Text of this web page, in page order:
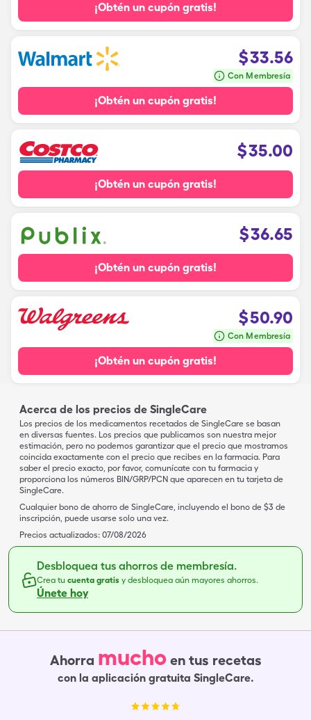
¡Obtén un cupón gratis!
$33.56
Con Membresía
¡Obtén un cupón gratis!
$35.00
¡Obtén un cupón gratis!
$36.65
¡Obtén un cupón gratis!
$50.90
Con Membresía
¡Obtén un cupón gratis!
Acerca de los precios de SingleCare
Los precios de los medicamentos recetados de SingleCare se basan
en diversas fuentes. Los precios que publicamos son nuestra mejor
estimación, pero no podemos garantizar que el precio que mostramos
coincida exactamente con el precio que recibes en la farmacia. Para
saber el precio exacto, por favor, comunícate con tu farmacia y
proporciona los números BIN/GRP/PCN que aparecen en tu tarjeta de
SingleCare.
Cualquier bono de ahorro de SingleCare, incluyendo el bono de $3 de
inscripción, puede usarse solo una vez.
Precios actualizados: 07/08/2026
Desbloquea tus ahorros de membresía.
Crea tu cuenta gratis y desbloquea aún mayores ahorros.
Únete hoy
Ahorra mucho en tus recetas
con la aplicación gratuita SingleCare.